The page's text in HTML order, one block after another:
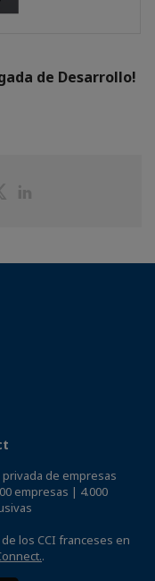
de Desarrollo!
Share
de empresas
empresas | 4.000
los CCI franceses en
.